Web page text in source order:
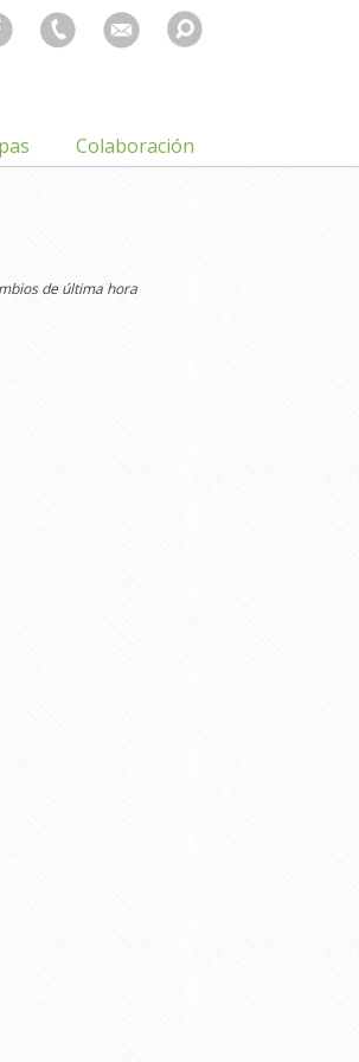
Search
for:
Colaboración
de última hora